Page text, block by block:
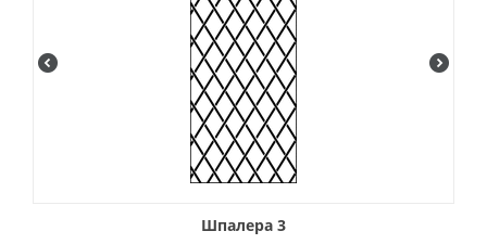
Шпалера 3